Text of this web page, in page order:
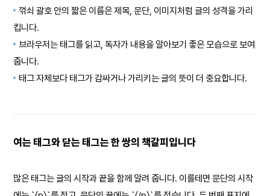
꺾쇠 괄호 안의 짧은 이름은 제목, 문단, 이미지처럼 글의 성격을 가리
킵니다.
브라우저는 태그를 읽고, 독자가 내용을 알아보기 좋은 모습으로 보여
줍니다.
태그 자체보다 태그가 감싸거나 가리키는 글의 뜻이 더 중요합니다.
여는 태그와 닫는 태그는 한 쌍의 책갈피입니다
많은 태그는 글의 시작과 끝을 함께 알려 줍니다. 이를테면 문단의 시작